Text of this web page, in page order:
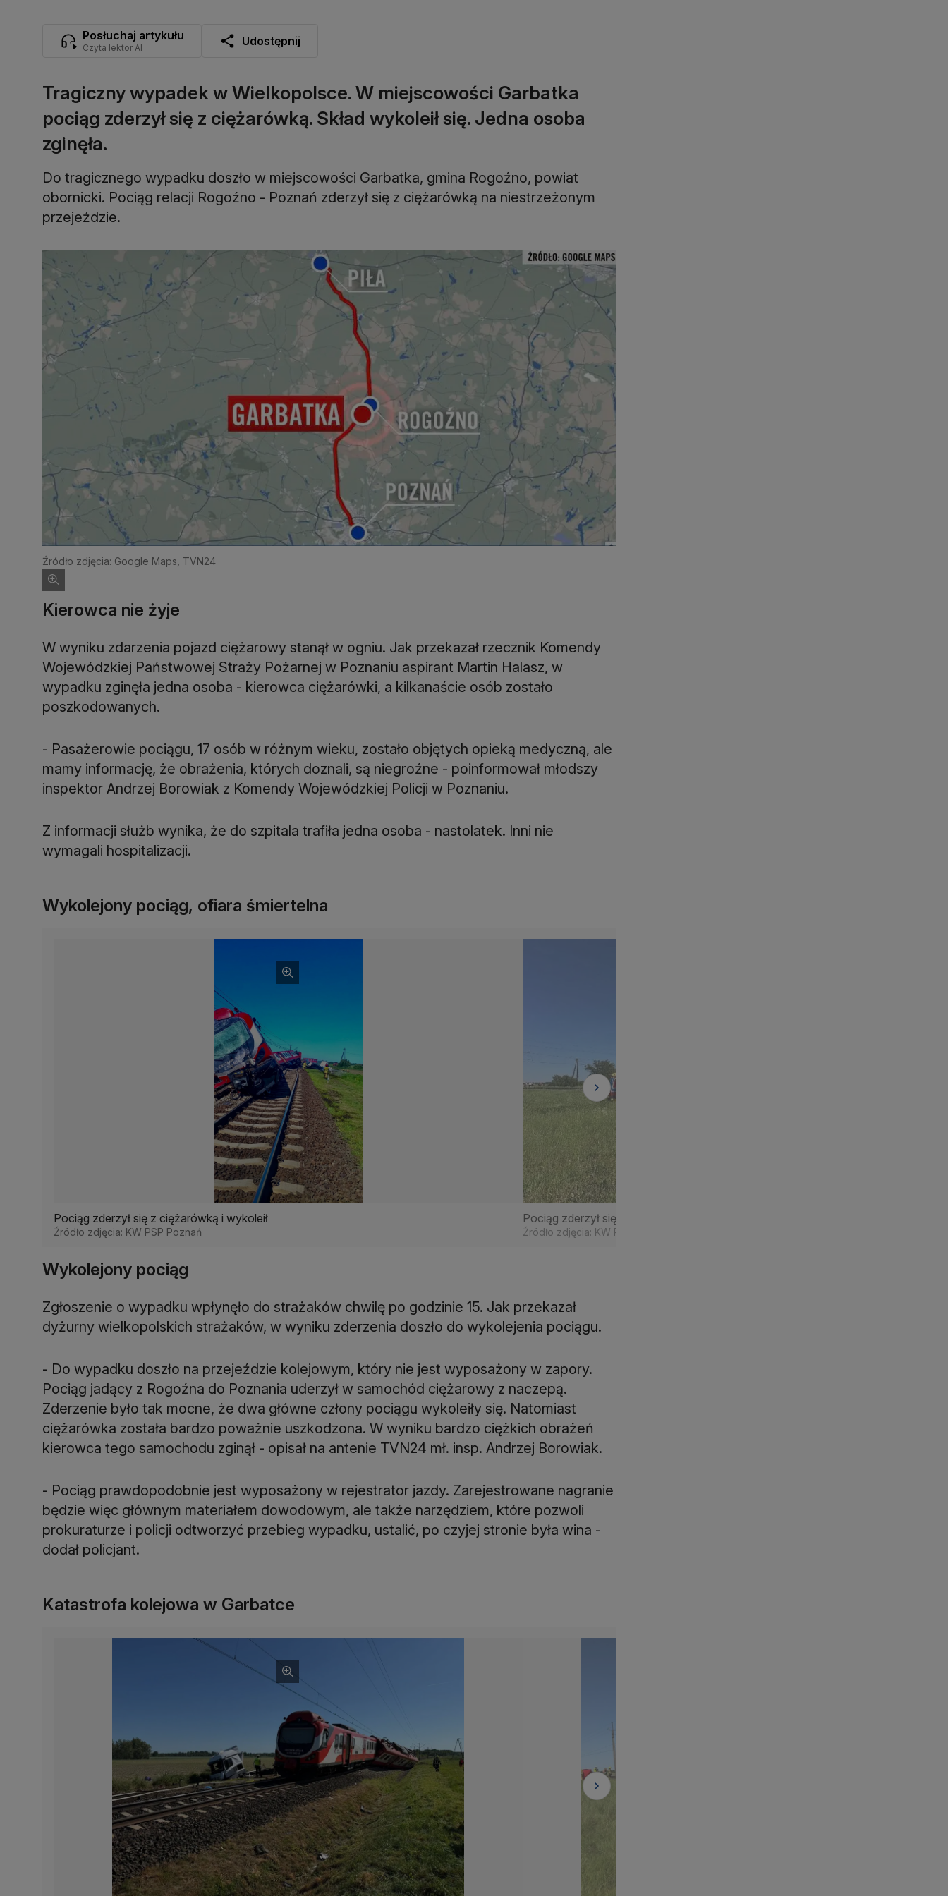
Posłuchaj artykułu
Czyta lektor AI Udostępnij
Tragiczny wypadek w Wielkopolsce. W miejscowości Garbatka
pociąg zderzył się z ciężarówką. Skład wykoleił się. Jedna osoba
zginęła.
Do tragicznego wypadku doszło w miejscowości Garbatka, gmina Rogoźno, powiat
obornicki. Pociąg relacji Rogoźno - Poznań zderzył się z ciężarówką na niestrzeżonym
przejeździe.
Źródło zdjęcia: Google Maps, TVN24
Kierowca nie żyje
W wyniku zdarzenia pojazd ciężarowy stanął w ogniu. Jak przekazał rzecznik Komendy
Wojewódzkiej Państwowej Straży Pożarnej w Poznaniu aspirant Martin Halasz, w
wypadku zginęła jedna osoba - kierowca ciężarówki, a kilkanaście osób zostało
poszkodowanych.
- Pasażerowie pociągu, 17 osób w różnym wieku, zostało objętych opieką medyczną, ale
mamy informację, że obrażenia, których doznali, są niegroźne - poinformował młodszy
inspektor Andrzej Borowiak z Komendy Wojewódzkiej Policji w Poznaniu.
Z informacji służb wynika, że do szpitala trafiła jedna osoba - nastolatek. Inni nie
wymagali hospitalizacji.
Wykolejony pociąg, ofiara śmiertelna
Pociąg zderzył się z ciężarówką i wykoleił
Źródło zdjęcia: KW PSP Poznań
Pociąg zderzył się z ciężarówką i wykoleił
Źródło zdjęcia: KW PSP Poznań
Wykolejony pociąg
Zgłoszenie o wypadku wpłynęło do strażaków chwilę po godzinie 15. Jak przekazał
dyżurny wielkopolskich strażaków, w wyniku zderzenia doszło do wykolejenia pociągu.
- Do wypadku doszło na przejeździe kolejowym, który nie jest wyposażony w zapory.
Pociąg jadący z Rogoźna do Poznania uderzył w samochód ciężarowy z naczepą.
Zderzenie było tak mocne, że dwa główne człony pociągu wykoleiły się. Natomiast
ciężarówka została bardzo poważnie uszkodzona. W wyniku bardzo ciężkich obrażeń
kierowca tego samochodu zginął - opisał na antenie TVN24 mł. insp. Andrzej Borowiak.
- Pociąg prawdopodobnie jest wyposażony w rejestrator jazdy. Zarejestrowane nagranie
będzie więc głównym materiałem dowodowym, ale także narzędziem, które pozwoli
prokuraturze i policji odtworzyć przebieg wypadku, ustalić, po czyjej stronie była wina -
dodał policjant.
Katastrofa kolejowa w Garbatce